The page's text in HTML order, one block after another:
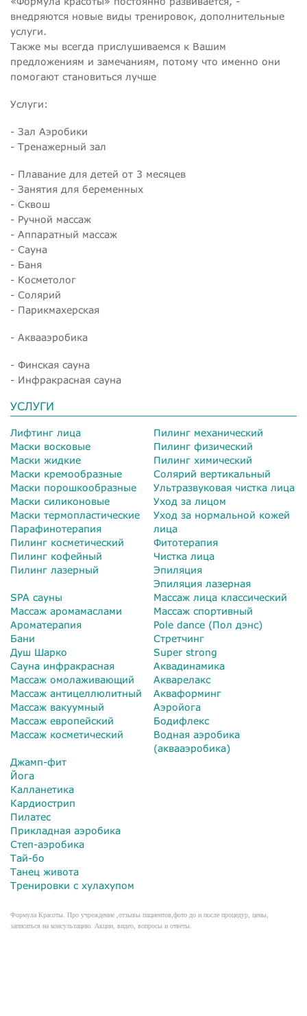
внедряются новые виды тренировок, дополнительные
услуги.
Также мы всегда прислушиваемся к Вашим
предложениям и замечаниям, потому что именно они
помогают становиться лучше
Услуги:
- Зал Аэробики
- Тренажерный зал
- Плавание для детей от 3 месяцев
- Занятия для беременных
- Сквош
- Ручной массаж
- Аппаратный массаж
- Сауна
- Баня
- Косметолог
- Солярий
- Парикмахерская
- Аквааэробика
- Финская сауна
- Инфракрасная сауна
УСЛУГИ
Лифтинг лица
Маски восковые
Маски жидкие
Маски кремообразные
Маски порошкообразные
Маски силиконовые
Маски термопластические
Парафинотерапия
Пилинг косметический
Пилинг кофейный
Пилинг лазерный
Пилинг механический
Пилинг физический
Пилинг химический
Солярий вертикальный
Ультразвуковая чистка лица
Уход за лицом
Уход за нормальной кожей
лица
Фитотерапия
Чистка лица
Эпиляция
Эпиляция лазерная
SPA сауны
Массаж аромамаслами
Ароматерапия
Бани
Душ Шарко
Сауна инфракрасная
Массаж омолаживающий
Массаж антицеллюлитный
Массаж вакуумный
Массаж европейский
Массаж косметический
Массаж лица классический
Массаж спортивный
Pole dance (Пол дэнс)
Стретчинг
Super strong
Аквадинамика
Акварелакс
Акваформинг
Аэройога
Бодифлекс
Водная аэробика
(аквааэробика)
Джамп-фит
Йога
Калланетика
Кардиострип
Пилатес
Прикладная аэробика
Степ-аэробика
Тай-бо
Танец живота
Тренировки с хулахупом
Формула Красоты. Про учреждение ,отзывы пациентов,фото до и после процедур, цены,
записаться на консультацию. Акции, видео, вопросы и ответы.